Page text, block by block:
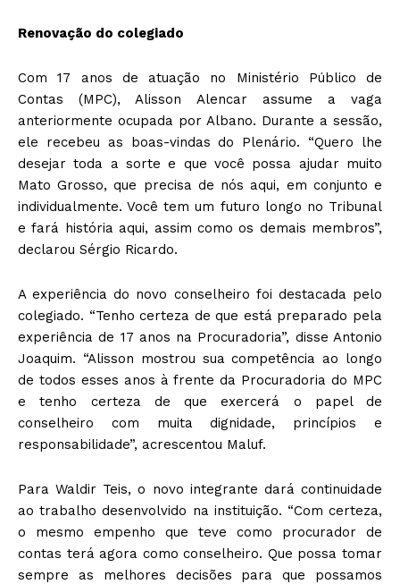
Renovação do colegiado
Com 17 anos de atuação no Ministério Público de
Contas (MPC), Alisson Alencar assume a vaga
anteriormente ocupada por Albano. Durante a sessão,
ele recebeu as boas-vindas do Plenário. “Quero lhe
desejar toda a sorte e que você possa ajudar muito
Mato Grosso, que precisa de nós aqui, em conjunto e
individualmente. Você tem um futuro longo no Tribunal
e fará história aqui, assim como os demais membros”,
declarou Sérgio Ricardo.
A experiência do novo conselheiro foi destacada pelo
colegiado. “Tenho certeza de que está preparado pela
experiência de 17 anos na Procuradoria”, disse Antonio
Joaquim. “Alisson mostrou sua competência ao longo
de todos esses anos à frente da Procuradoria do MPC
e tenho certeza de que exercerá o papel de
conselheiro com muita dignidade, princípios e
responsabilidade”, acrescentou Maluf.
Para Waldir Teis, o novo integrante dará continuidade
ao trabalho desenvolvido na instituição. “Com certeza,
o mesmo empenho que teve como procurador de
contas terá agora como conselheiro. Que possa tomar
sempre as melhores decisões para que possamos